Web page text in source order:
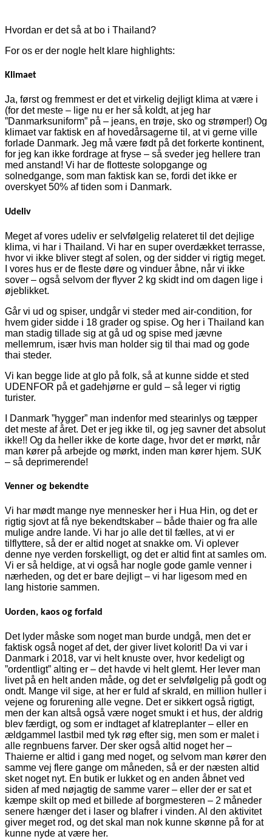
Hvordan er det så at bo i Thailand?
For os er der nogle helt klare highlights:
Klimaet
Ja, først og fremmest er det et virkelig dejligt klima at være i
(for det meste – lige nu er her så koldt, at jeg har
”Danmarksuniform” på – jeans, en trøje, sko og strømper!) Og
klimaet var faktisk en af hovedårsagerne til, at vi gerne ville
forlade Danmark. Jeg må være født på det forkerte kontinent,
for jeg kan ikke fordrage at fryse – så sveder jeg hellere tran
med anstand! Vi har de flotteste solopgange og
solnedgange, som man faktisk kan se, fordi det ikke er
overskyet 50% af tiden som i Danmark.
Udeliv
Meget af vores udeliv er selvfølgelig relateret til det dejlige
klima, vi har i Thailand. Vi har en super overdækket terrasse,
hvor vi ikke bliver stegt af solen, og der sidder vi rigtig meget.
I vores hus er de fleste døre og vinduer åbne, når vi ikke
sover – også selvom der flyver 2 kg skidt ind om dagen lige i
øjeblikket.
Går vi ud og spiser, undgår vi steder med air-condition, for
hvem gider sidde i 18 grader og spise. Og her i Thailand kan
man stadig tillade sig at gå ud og spise med jævne
mellemrum, især hvis man holder sig til thai mad og gode
thai steder.
Vi kan begge lide at glo på folk, så at kunne sidde et sted
UDENFOR på et gadehjørne er guld – så leger vi rigtig
turister.
I Danmark ”hygger” man indenfor med stearinlys og tæpper
det meste af året. Det er jeg ikke til, og jeg savner det absolut
ikke!! Og da heller ikke de korte dage, hvor det er mørkt, når
man kører på arbejde og mørkt, inden man kører hjem. SUK
– så deprimerende!
Venner og bekendte
Vi har mødt mange nye mennesker her i Hua Hin, og det er
rigtig sjovt at få nye bekendtskaber – både thaier og fra alle
mulige andre lande. Vi har jo alle det til fælles, at vi er
tilflyttere, så der er altid noget at snakke om. Vi oplever
denne nye verden forskelligt, og det er altid fint at samles om.
Vi er så heldige, at vi også har nogle gode gamle venner i
nærheden, og det er bare dejligt – vi har ligesom med en
lang historie sammen.
Uorden, kaos og forfald
Det lyder måske som noget man burde undgå, men det er
faktisk også noget af det, der giver livet kolorit! Da vi var i
Danmark i 2018, var vi helt knuste over, hvor kedeligt og
”ordentligt” alting er – det havde vi helt glemt. Her lever man
livet på en helt anden måde, og det er selvfølgelig på godt og
ondt. Mange vil sige, at her er fuld af skrald, en million huller i
vejene og forurening alle vegne. Det er sikkert også rigtigt,
men der kan altså også være noget smukt i et hus, der aldrig
blev færdigt, og som er indtaget af klatreplanter – eller en
ældgammel lastbil med tyk røg efter sig, men som er malet i
alle regnbuens farver. Der sker også altid noget her –
Thaierne er altid i gang med noget, og selvom man kører den
samme vej flere gange om måneden, så er der næsten altid
sket noget nyt. En butik er lukket og en anden åbnet ved
siden af med nøjagtig de samme varer – eller der er sat et
kæmpe skilt op med et billede af borgmesteren – 2 måneder
senere hænger det i laser og blafrer i vinden. Al den aktivitet
giver meget rod, og det skal man nok kunne skønne på for at
kunne nyde at være her.